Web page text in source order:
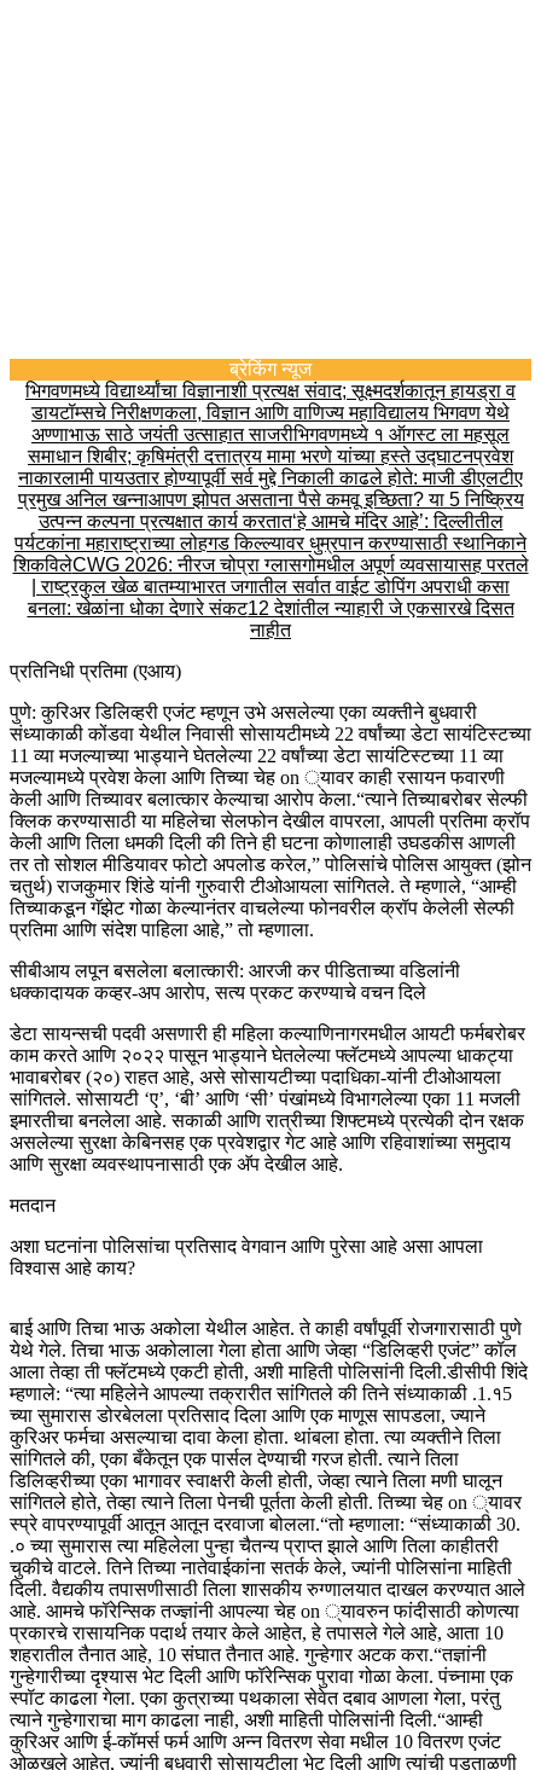
ब्रेकिंग न्यूज
भिगवणमध्ये विद्यार्थ्यांचा विज्ञानाशी प्रत्यक्ष संवाद; सूक्ष्मदर्शकातून हायड्रा व
डायटॉम्सचे निरीक्षणकला, विज्ञान आणि वाणिज्य महाविद्यालय भिगवण येथे
अण्णाभाऊ साठे जयंती उत्साहात साजरीभिगवणमध्ये १ ऑगस्ट ला महसूल
समाधान शिबीर; कृषिमंत्री दत्तात्रय मामा भरणे यांच्या हस्ते उद्घाटनप्रवेश
नाकारलामी पायउतार होण्यापूर्वी सर्व मुद्दे निकाली काढले होते: माजी डीएलटीए
प्रमुख अनिल खन्नाआपण झोपत असताना पैसे कमवू इच्छिता? या 5 निष्क्रिय
उत्पन्न कल्पना प्रत्यक्षात कार्य करतात‘हे आमचे मंदिर आहे’: दिल्लीतील
पर्यटकांना महाराष्ट्राच्या लोहगड किल्ल्यावर धुम्रपान करण्यासाठी स्थानिकाने
शिकविलेCWG 2026: नीरज चोप्रा ग्लासगोमधील अपूर्ण व्यवसायासह परतले
| राष्ट्रकुल खेळ बातम्याभारत जगातील सर्वात वाईट डोपिंग अपराधी कसा
बनला: खेळांना धोका देणारे संकट12 देशांतील न्याहारी जे एकसारखे दिसत
नाहीत
प्रतिनिधी प्रतिमा (एआय)
पुणे: कुरिअर डिलिव्हरी एजंट म्हणून उभे असलेल्या एका व्यक्तीने बुधवारी
संध्याकाळी कोंडवा येथील निवासी सोसायटीमध्ये 22 वर्षांच्या डेटा सायंटिस्टच्या
11 व्या मजल्याच्या भाड्याने घेतलेल्या 22 वर्षांच्या डेटा सायंटिस्टच्या 11 व्या
मजल्यामध्ये प्रवेश केला आणि तिच्या चेह on ्यावर काही रसायन फवारणी
केली आणि तिच्यावर बलात्कार केल्याचा आरोप केला.“त्याने तिच्याबरोबर सेल्फी
क्लिक करण्यासाठी या महिलेचा सेलफोन देखील वापरला, आपली प्रतिमा क्रॉप
केली आणि तिला धमकी दिली की तिने ही घटना कोणालाही उघडकीस आणली
तर तो सोशल मीडियावर फोटो अपलोड करेल,” पोलिसांचे पोलिस आयुक्त (झोन
चतुर्थ) राजकुमार शिंडे यांनी गुरुवारी टीओआयला सांगितले. ते म्हणाले, “आम्ही
तिच्याकडून गॅझेट गोळा केल्यानंतर वाचलेल्या फोनवरील क्रॉप केलेली सेल्फी
प्रतिमा आणि संदेश पाहिला आहे,” तो म्हणाला.
सीबीआय लपून बसलेला बलात्कारी: आरजी कर पीडिताच्या वडिलांनी
धक्कादायक कव्हर-अप आरोप, सत्य प्रकट करण्याचे वचन दिले
डेटा सायन्सची पदवी असणारी ही महिला कल्याणिनागरमधील आयटी फर्मबरोबर
काम करते आणि २०२२ पासून भाड्याने घेतलेल्या फ्लॅटमध्ये आपल्या धाकट्या
भावाबरोबर (२०) राहत आहे, असे सोसायटीच्या पदाधिका-यांनी टीओआयला
सांगितले.सोसायटी ‘ए’, ‘बी’ आणि ‘सी’ पंखांमध्ये विभागलेल्या एका 11 मजली
इमारतीचा बनलेला आहे. सकाळी आणि रात्रीच्या शिफ्टमध्ये प्रत्येकी दोन रक्षक
असलेल्या सुरक्षा केबिनसह एक प्रवेशद्वार गेट आहे आणि रहिवाशांच्या समुदाय
आणि सुरक्षा व्यवस्थापनासाठी एक अ‍ॅप देखील आहे.
मतदान
अशा घटनांना पोलिसांचा प्रतिसाद वेगवान आणि पुरेसा आहे असा आपला
विश्वास आहे काय?
बाई आणि तिचा भाऊ अकोला येथील आहेत. ते काही वर्षांपूर्वी रोजगारासाठी पुणे
येथे गेले. तिचा भाऊ अकोलाला गेला होता आणि जेव्हा “डिलिव्हरी एजंट” कॉल
आला तेव्हा ती फ्लॅटमध्ये एकटी होती, अशी माहिती पोलिसांनी दिली.डीसीपी शिंदे
म्हणाले: “त्या महिलेने आपल्या तक्रारीत सांगितले की तिने संध्याकाळी .1.१5
च्या सुमारास डोरबेलला प्रतिसाद दिला आणि एक माणूस सापडला, ज्याने
कुरिअर फर्मचा असल्याचा दावा केला होता. थांबला होता. त्या व्यक्तीने तिला
सांगितले की, एका बँकेतून एक पार्सल देण्याची गरज होती. त्याने तिला
डिलिव्हरीच्या एका भागावर स्वाक्षरी केली होती, जेव्हा त्याने तिला मणी घालून
सांगितले होते, तेव्हा त्याने तिला पेनची पूर्तता केली होती. तिच्या चेह on ्यावर
स्प्रे वापरण्यापूर्वी आतून आतून दरवाजा बोलला.“तो म्हणाला: “संध्याकाळी 30.
.० च्या सुमारास त्या महिलेला पुन्हा चैतन्य प्राप्त झाले आणि तिला काहीतरी
चुकीचे वाटले. तिने तिच्या नातेवाईकांना सतर्क केले, ज्यांनी पोलिसांना माहिती
दिली. वैद्यकीय तपासणीसाठी तिला शासकीय रुग्णालयात दाखल करण्यात आले
आहे. आमचे फॉरेन्सिक तज्ज्ञांनी आपल्या चेह on ्यावरुन फांदीसाठी कोणत्या
प्रकारचे रासायनिक पदार्थ तयार केले आहेत, हे तपासले गेले आहे, आता 10
शहरातील तैनात आहे, 10 संघात तैनात आहे. गुन्हेगार अटक करा.“तज्ञांनी
गुन्हेगारीच्या दृश्यास भेट दिली आणि फॉरेन्सिक पुरावा गोळा केला. पंच्नामा एक
स्पॉट काढला गेला. एका कुत्राच्या पथकाला सेवेत दबाव आणला गेला, परंतु
त्याने गुन्हेगाराचा माग काढला नाही, अशी माहिती पोलिसांनी दिली.“आम्ही
कुरिअर आणि ई-कॉमर्स फर्म आणि अन्न वितरण सेवा मधील 10 वितरण एजंट
ओळखले आहेत, ज्यांनी बुधवारी सोसायटीला भेट दिली आणि त्यांची पडताळणी